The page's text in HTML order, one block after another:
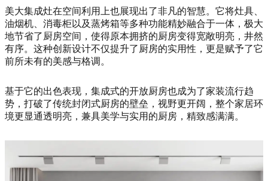
美大集成灶在空间利用上也展现出了非凡的智慧。它将灶具、
油烟机、消毒柜以及蒸烤箱等多种功能精妙融合于一体，极大
地节省了厨房空间，使得原本拥挤的厨房变得宽敞明亮，井然
有序。这种创新设计不仅提升了厨房的实用性，更是赋予了它
前所未有的美感与格调。
基于它的出色表现，集成式的开放厨房也成为了家装流行趋
势，打破了传统封闭式厨房的壁垒，视野更开阔，整个家居环
境更显通透明亮，兼具美学与实用的厨房，精致感满满。